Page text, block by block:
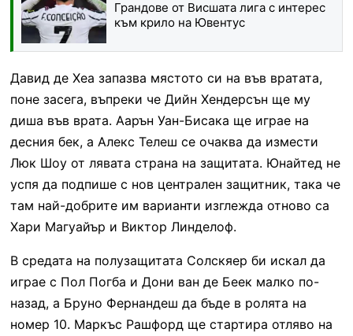
Грандове от Висшата лига с интерес
към крило на Ювентус
Давид де Хеа запазва мястото си на във вратата,
поне засега, въпреки че Дийн Хендерсън ще му
диша във врата. Аарън Уан-Бисака ще играе на
десния бек, а Алекс Телеш се очаква да измести
Люк Шоу от лявата страна на защитата. Юнайтед не
успя да подпише с нов централен защитник, така че
там най-добрите им варианти изглежда отново са
Хари Магуайър и Виктор Линделоф.
В средата на полузащитата Солскяер би искал да
играе с Пол Погба и Дони ван де Беек малко по-
назад, а Бруно Фернандеш да бъде в ролята на
номер 10. Маркъс Рашфорд ще стартира отляво на